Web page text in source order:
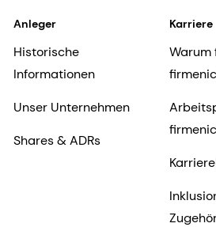
Anleger
Historische
Informationen
Unser Unternehmen
Shares & ADRs
Karriere
Warum